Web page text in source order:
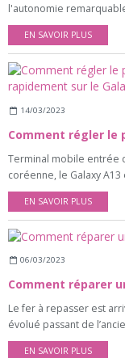
l'autonomie
EN SAVOIR PLUS
14/03/2023
Terminal mobile entrée
coréenne, le Galaxy
EN SAVOIR PLUS
06/03/2023
Comment réparer
Le fer à repasser est
évolué passant de
EN SAVOIR PLUS